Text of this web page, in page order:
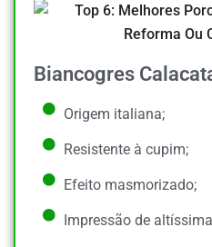
Biancogres
Origem italiana;
Resistente à cupim;
Efeito masmorizado;
Impressão de